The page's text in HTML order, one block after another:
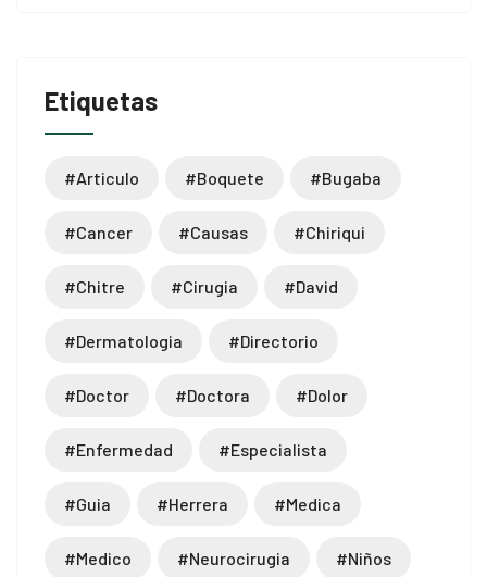
Etiquetas
#articulo #boquete #bugaba
#cancer #causas #chiriqui
#chitre #cirugia #david
#dermatologia #directorio
#doctor #doctora #dolor
#enfermedad #especialista
#guia #herrera #medica
#medico #neurocirugia #niños